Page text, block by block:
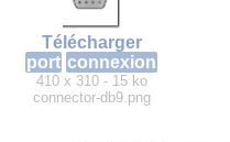
Télécharger
port connexion
410 x 310 - 15 ko
connector-db9.png